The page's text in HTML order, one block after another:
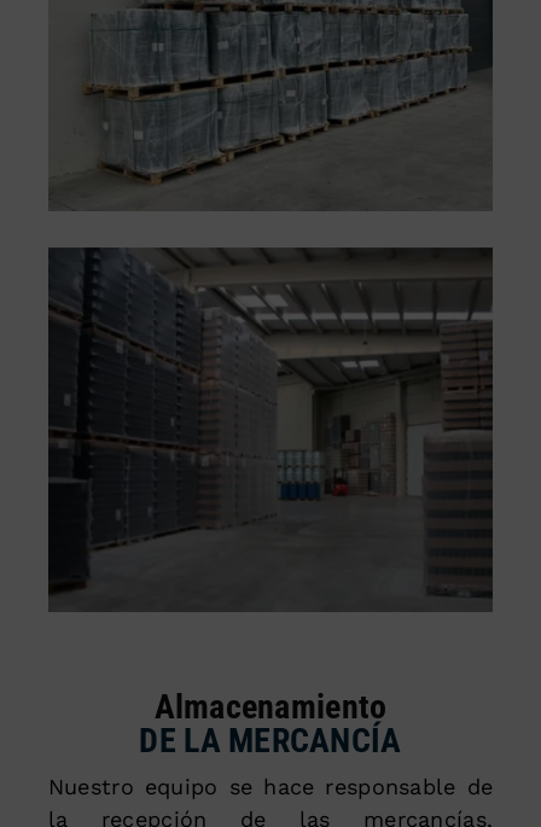
Almacenamiento
DE LA MERCANCÍA
Nuestro equipo se hace responsable de
la recepción de las mercancías,